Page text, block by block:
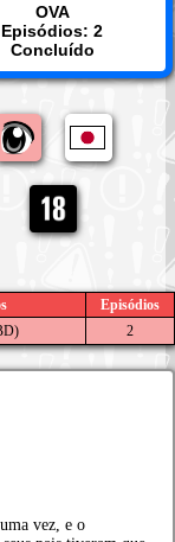
OVA
Episódios: 2
Concluído
Episódios
2
vez, e o